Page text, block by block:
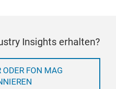
Insights erhalten?
ODER FON MAG